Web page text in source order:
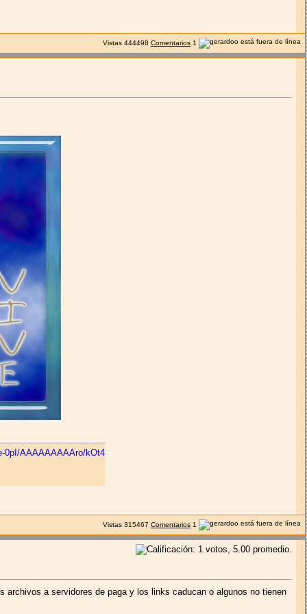
Vistas 444498 Comentarios 1
AAAAAAAAAro/kOt4dRSQrvI/jesus.png"
Vistas 315467 Comentarios 1
archivos a servidores de paga y los links caducan o algunos no tienen